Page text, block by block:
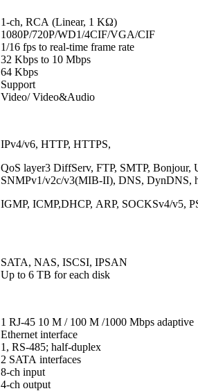
1-ch, RCA (Linear, 1 KΩ)
1080P/720P/WD1/4CIF/VGA/CIF
1/16 fps to real-time frame rate
32 Kbps to 10 Mbps
64 Kbps
Support
Video/ Video&Audio
IPv4/v6, HTTP, HTTPS,
QoS layer3 DiffServ, FTP, SMTP, Bonjour,
SNMPv1/v2c/v3(MIB-II), DNS, DynDNS,
IGMP, ICMP,DHCP, ARP, SOCKSv4/v5,
SATA, NAS, ISCSI, IPSAN
Up to 6 TB for each disk
1 RJ-45 10 M / 100 M /1000 Mbps adaptive
Ethernet interface
1, RS-485; half-duplex
2 SATA interfaces
8-ch input
4-ch output